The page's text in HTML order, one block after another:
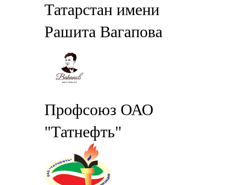
Татарстан имени
Рашита Вагапова
Профсоюз ОАО
"Татнефть"